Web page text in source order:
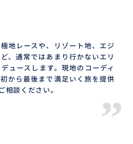
地レースや、リゾート地、エジ
、通常ではあまり行かないエリ
ュースします。現地のコーディ
から最後まで満足いく旅を提供
相談ください。
”